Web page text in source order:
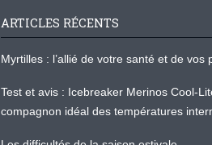
ARTICLES RÉCENTS
Myrtilles : l’allié de votre santé et de
Test et avis : Icebreaker Merinos Cool-
compagnon idéal des températures